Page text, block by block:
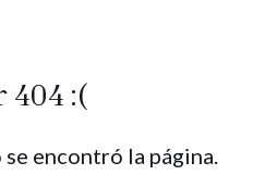
:(
encontró la página.